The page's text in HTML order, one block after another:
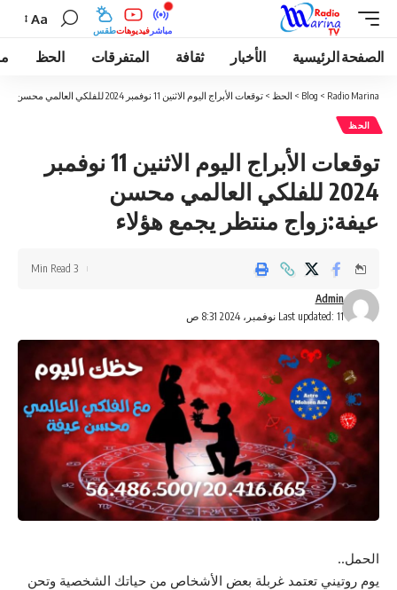
طقسفيديوهات مباشر
Aa
الصفحة الرئيسية الأخبار ثقافة المتفرقات الحظ
Radio Marina
>
Blog
> الحظ > توقعات الأبراج اليوم الاثنين 11 نوفمبر 2024 للفلكي العالمي محسن عيفة:زواج منتظر يجمع هؤلاء
الحظ
توقعات الأبراج اليوم الاثنين 11 نوفمبر
2024 للفلكي العالمي محسن
عيفة:زواج منتظر يجمع هؤلاء
Last updated: 11 نوفمبر، 2024 8:31 ص
Admin
3 Min Read
الحمل..
يوم روتيني تعتمد غربلة بعض الأشخاص من حياتك الشخصية وتحن